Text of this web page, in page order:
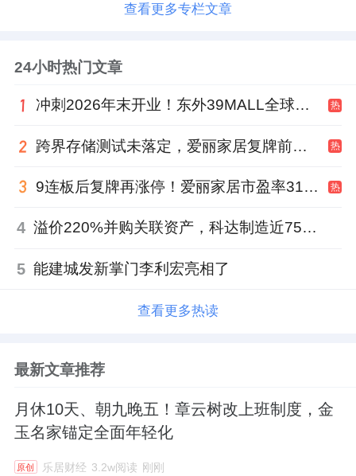
查看更多专栏文章
24小时热门文章
冲刺2026年末开业！东外39MALL全球招商启幕，重构东直门商圈格局 热
跨界存储测试未落定，爱丽家居复牌前自揭多重风险 热
9连板后复牌再涨停！爱丽家居市盈率318倍，跨界收购案尚未落地 热
4 溢价220%并购关联资产，科达制造近75亿元重组被否
5 能建城发新掌门李利宏亮相了
查看更多热读
最新文章推荐
月休10天、朝九晚五！章云树改上班制度，金
玉名家锚定全面年轻化
原创 乐居财经 3.2w阅读 刚刚